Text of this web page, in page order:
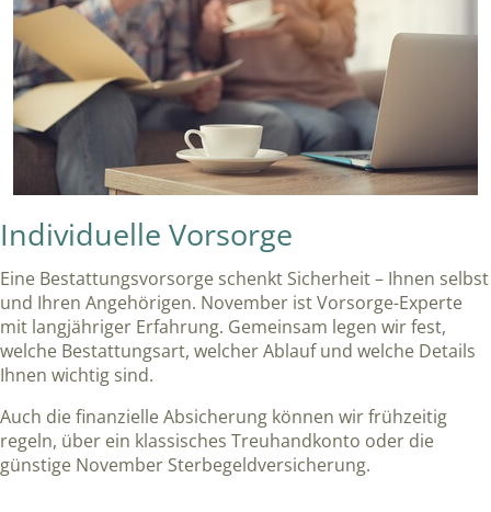
Individuelle Vorsorge
Eine Bestattungsvorsorge schenkt Sicherheit – Ihnen selbst
und Ihren Angehörigen. November ist Vorsorge-Experte
mit langjähriger Erfahrung. Gemeinsam legen wir fest,
welche Bestattungsart, welcher Ablauf und welche Details
Ihnen wichtig sind.
Auch die finanzielle Absicherung können wir frühzeitig
regeln, über ein klassisches Treuhandkonto oder die
günstige November Sterbegeldversicherung.